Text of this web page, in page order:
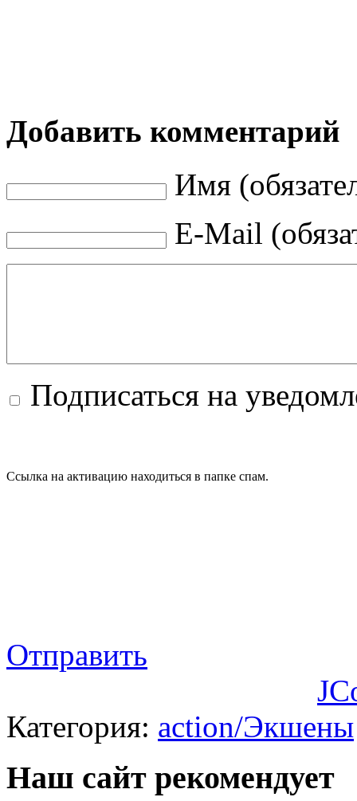
Добавить комментарий
Имя
E-Mail
Подписаться на
Ссылка на активацию находиться в папке спам.
Отправить
Категория: action/Экшены
Наш сайт рекомендует